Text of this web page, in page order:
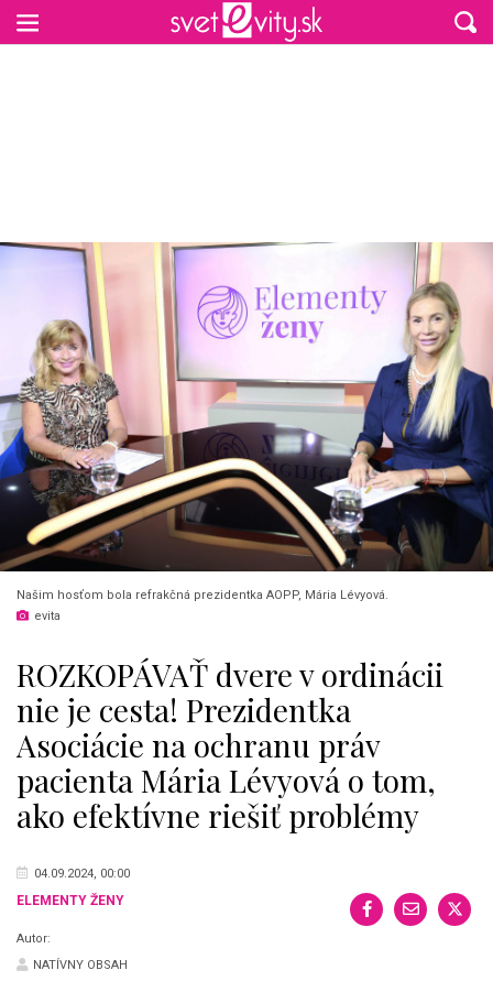
Našim hosťom bola refrakčná prezidentka AOPP, Mária Lévyová.
evita
ROZKOPÁVAŤ dvere v ordinácii
nie je cesta! Prezidentka
Asociácie na ochranu práv
pacienta Mária Lévyová o tom,
ako efektívne riešiť problémy
04.09.2024, 00:00
ELEMENTY ŽENY
Autor:
NATÍVNY OBSAH